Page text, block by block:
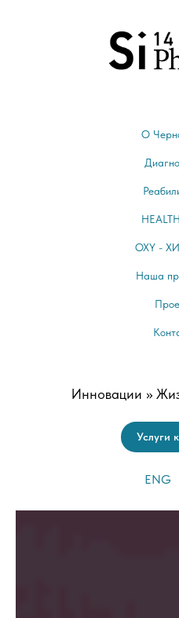
О
OXY -
Наша
Инновации >>
Услуги
ENG